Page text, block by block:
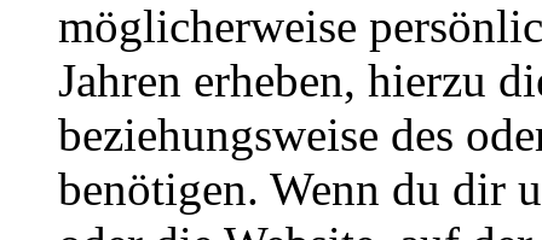
möglicherweise
Jahren erheben, hierzu
beziehungsweise des
benötigen. Wenn du dir